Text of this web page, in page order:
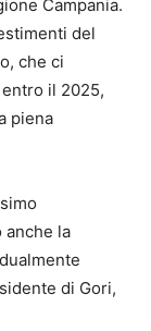
Campania.
del
che ci
il 2025,
piena
la
di Gori,